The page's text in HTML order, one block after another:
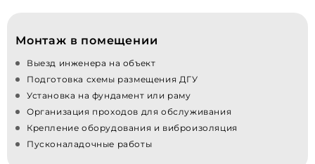
Монтаж в помещении
Выезд инженера на объект
Подготовка схемы размещения ДГУ
Установка на фундамент или раму
Организация проходов для обслуживания
Крепление оборудования и виброизоляция
Пусконаладочные работы